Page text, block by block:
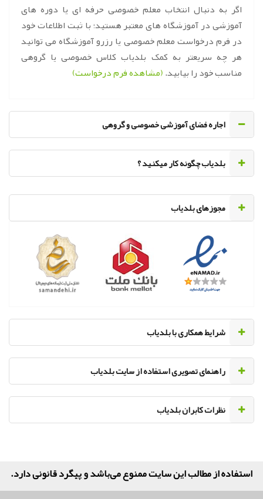
اگر به دنبال انتخاب معلم خصوصی حرفه ای یا دوره های
آموزشی در آموزشگاه های معتبر هستید؛ با ثبت اطلاعات خود
در فرم درخواست معلم خصوصی یا رزرو آموزشگاه می توانید
هر چه سریعتر به کمک بلدیاب کلاس خصوصی یا گروهی
مناسب خود را بیابید.(مشاهده فرم درخواست)
اجاره فضای آموزشی خصوصی و گروهی
‌بلدیاب چگونه کار میکنید ؟
مجوزهای بلدیاب
‌شرایط همکاری با بلدیاب
راهنمای تصویری استفاده از سایت بلدیاب
نظرات کابران بلدیاب